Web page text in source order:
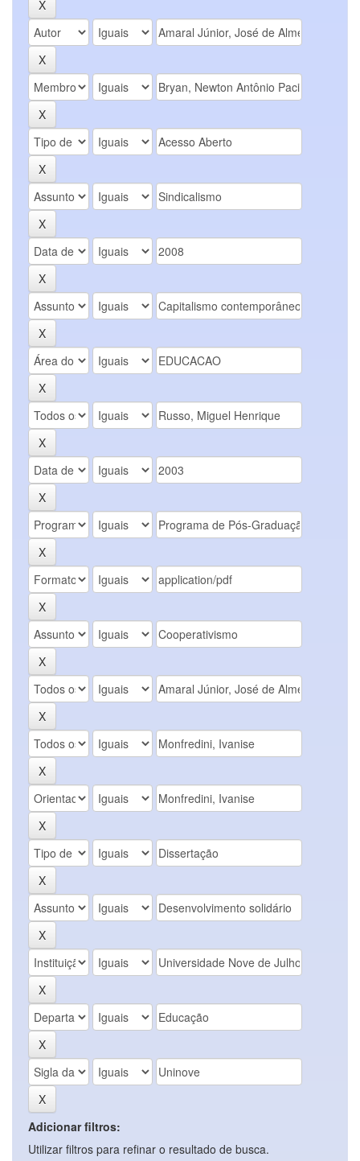
Adicionar filtros:
Utilizar filtros para refinar o resultado de busca.